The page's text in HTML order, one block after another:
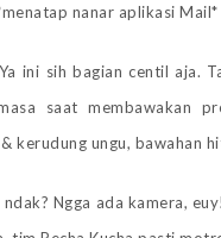
nanar aplikasi Mail*
ini sih bagian centil aja.
saat membawakan
kerudung ungu, bawahan
Ngga ada kamera,